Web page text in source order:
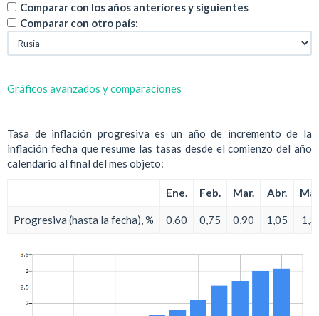
Comparar con los años anteriores y siguientes
Comparar con otro país:
Gráficos avanzados y comparaciones
Tasa de inflación progresiva es un año de incremento de la
inflación fecha que resume las tasas desde el comienzo del año
calendario al final del mes objeto:
Ene. Feb. Mar. Abr.
Progresiva (hasta la fecha), % 0,60 0,75 0,90 1,05